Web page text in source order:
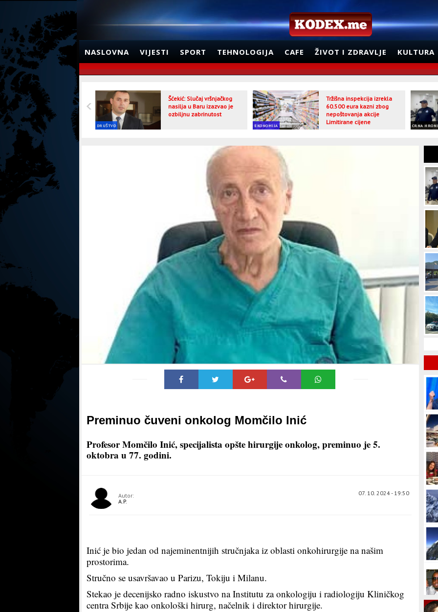
NASLOVNA VIJESTI SPORT TEHNOLOGIJA CAFE ŽIVOT I ZDRAVLJE KULTURA
DRUŠTVO
Šćekić: Slučaj vršnjačkog
nasilja u Baru izazvao je
ozbiljnu zabrinutost
EKONOMIJA
Tržišna inspekcija izrekla
60.500 eura kazni zbog
nepoštovanja akcije
Limitirane cijene
CRNA
Preminuo čuveni onkolog Momčilo Inić
Profesor Momčilo Inić, specijalista opšte hirurgije onkolog, preminuo je 5.
oktobra u 77. godini.
07. 10. 2024 - 19:50
Autor:
A.P.
Inić je bio jedan od najeminentnijih stručnjaka iz oblasti onkohirurgije na našim
prostorima.
Stručno se usavršavao u Parizu, Tokiju i Milanu.
Stekao je decenijsko radno iskustvo na Institutu za onkologiju i radiologiju Kliničkog
centra Srbije kao onkološki hirurg, načelnik i direktor hirurgije.